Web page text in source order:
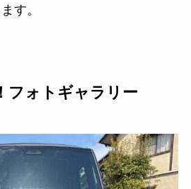
す。
フォトギャラリー